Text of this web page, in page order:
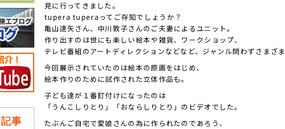
見に行ってきました。
tupera tuperaってご存知でしょうか？
亀山達矢さん、中川敦子さんのご夫妻によるユニット。
作り出すのは世にも楽しい絵本や雑貨、ワークショップ、
テレビ番組のアートディレクションなどなど、ジャンル問わずさまざ
今回展示されていたのは絵本の原画をはじめ、
絵本作りのために試作された立体作品も。
子ども達が１番釘付けになったのは
「うんこしりとり」「おならしりとり」のビデオでした。
たぶんご自宅で愛娘さんの為に作られたのであろう、
事